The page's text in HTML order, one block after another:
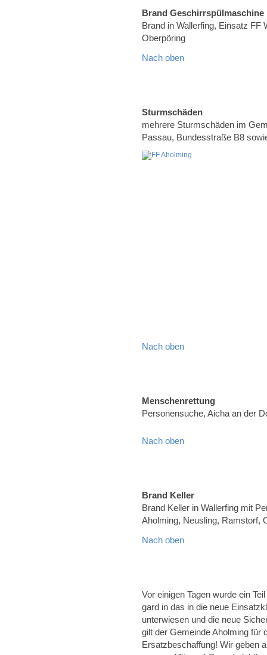
Brand Geschirrspülmaschine
Brand in Wallerfing, Einsatz FF
Oberpöring
Nach oben
Sturmschäden
mehrere Sturmschäden im
Passau, Bundesstraße B8
Nach oben
Menschenrettung
Personensuche, Aicha an der
Nach oben
Brand Keller
Brand Keller in Wallerfing mit
Aholming, Neusling, Ramstorf,
Nach oben
Vor einigen Tagen wurde ein
gard in das in die neue
unterwiesen und die neue
gilt der Gemeinde Aholming für
Ersatzbeschaffung! Wir geben